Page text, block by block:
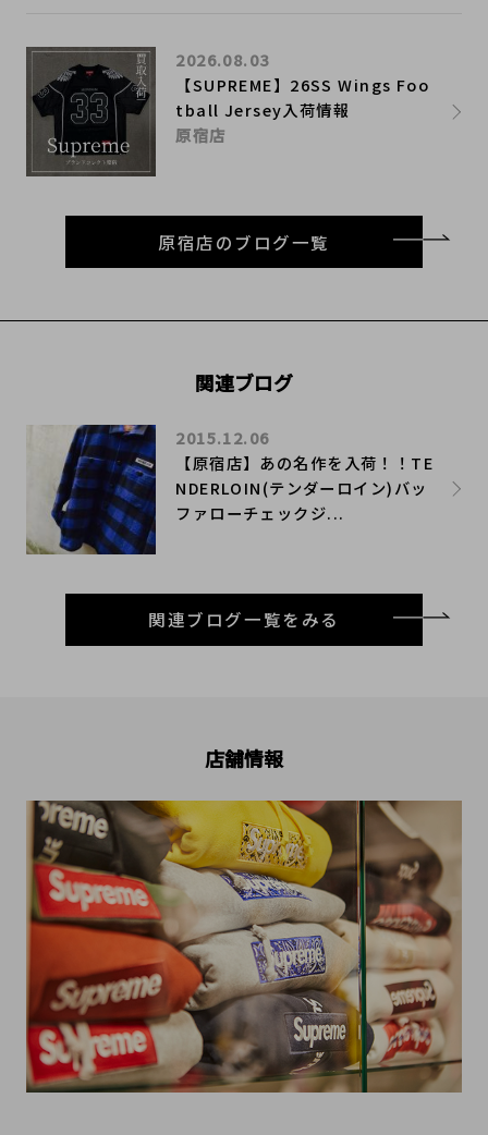
【SUPREME】26SS Wings Foo
tball Jersey入荷情報
2026.08.03
原宿店
原宿店のブログ一覧
関連ブログ
【原宿店】あの名作を入荷！！TE
NDERLOIN(テンダーロイン)バッ
ファローチェックジ...
2015.12.06
関連ブログ一覧をみる
店舗情報